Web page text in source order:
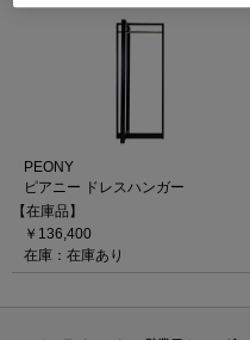
PEONY
ピアニー ドレスハンガー
【在庫品】
￥136,400
在庫：在庫あり